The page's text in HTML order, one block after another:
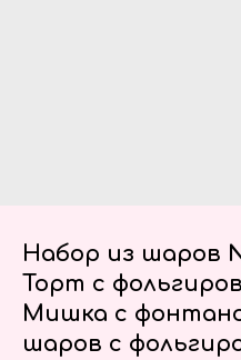
Набор из шаров
Торт с
Мишка с
шаров с